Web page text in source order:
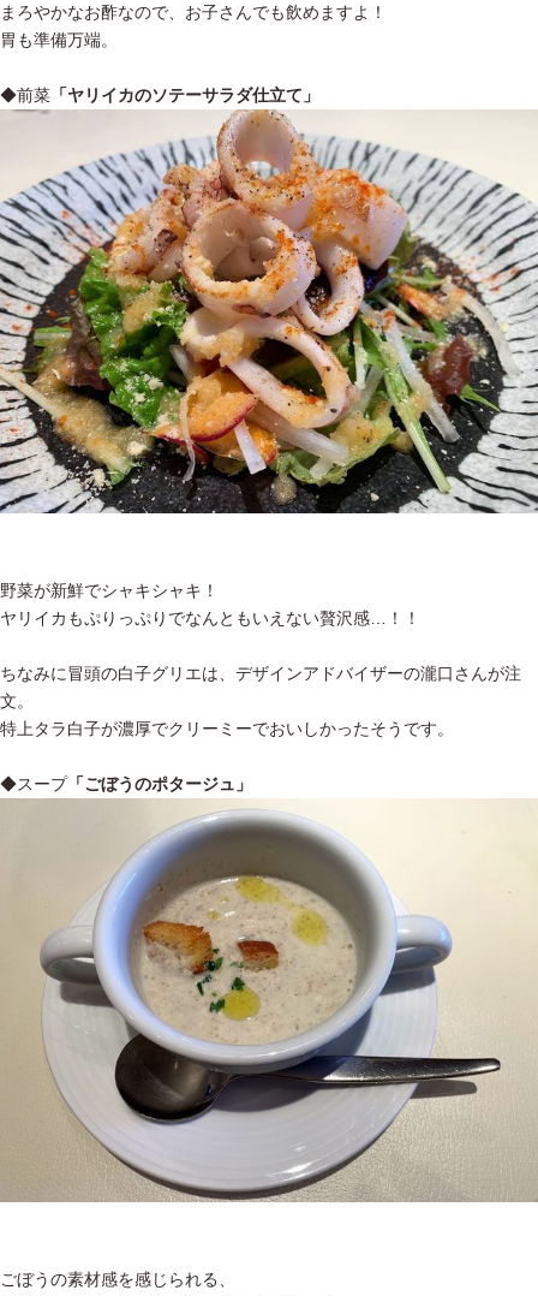
まろやかなお酢なので、お子さんでも飲めますよ！
胃も準備万端。
◆前菜 「ヤリイカのソテーサラダ仕立て」
野菜が新鮮でシャキシャキ！
ヤリイカもぷりっぷりでなんともいえない贅沢感…！！
ちなみに冒頭の白子グリエは、デザインアドバイザーの瀧口さんが注
文。
特上タラ白子が濃厚でクリーミーでおいしかったそうです。
◆スープ「ごぼうのポタージュ」
ごぼうの素材感を感じられる、